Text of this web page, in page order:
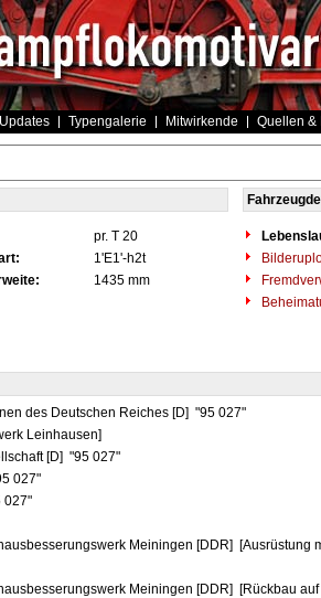
Updates Typengalerie Mitwirkende Quellen &
pr. T 20
1'E1'-h2t
1435 mm
des Deutschen Reiches [D] "95 027"
Leinhausen]
[D] "95 027"
027"
027"
Meiningen [DDR] [Ausrüstung
Meiningen [DDR] [Rückbau auf